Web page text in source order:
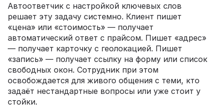
Автоответчик с настройкой ключевых слов
решает эту задачу системно. Клиент пишет
«цена» или «стоимость» — получает
автоматический ответ с прайсом. Пишет «адрес»
— получает карточку с геолокацией. Пишет
«запись» — получает ссылку на форму или список
свободных окон. Сотрудник при этом
освобождается для живого общения с теми, кто
задаёт нестандартные вопросы или уже стоит у
стойки.